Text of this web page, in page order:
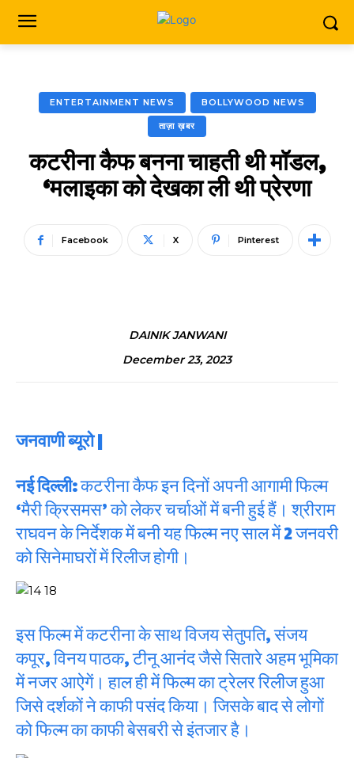
ENTERTAINMENT NEWS BOLLYWOOD NEWS
ताज़ा ख़बर
कटरीना कैफ बनना चाहती थी मॉडल,
‘मलाइका को देखका ली थी प्रेरणा
Facebook X Pinterest
DAINIK JANWANI
December 23, 2023
जनवाणी ब्यूरो |
नई दिल्ली:कटरीना कैफ इन दिनों अपनी आगामी फिल्म
‘मैरी क्रिसमस’ को लेकर चर्चाओं में बनी हुई हैं। श्रीराम
राघवन के निर्देशक में बनी यह फिल्म नए साल में 2 जनवरी
को सिनेमाघरों में रिलीज होगी।
इस फिल्म में कटरीना के साथ विजय सेतुपति, संजय
कपूर, विनय पाठक, टीनू आनंद जैसे सितारे अहम भूमिका
में नजर आऐगें। हाल ही में फिल्म का ट्रेलर रिलीज हुआ
जिसे दर्शकों ने काफी पसंद किया। जिसके बाद से लोगों
को फिल्म का काफी बेसबरी से इंतजार है।